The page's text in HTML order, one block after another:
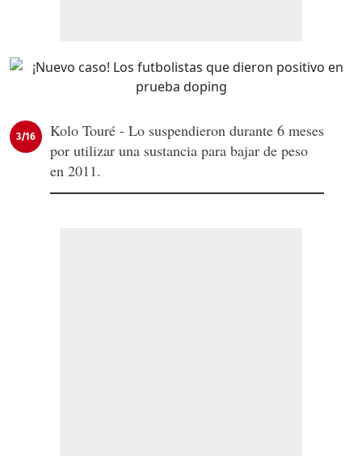
3/16
Kolo Touré - Lo suspendieron durante 6 meses
por utilizar una sustancia para bajar de peso
en 2011.